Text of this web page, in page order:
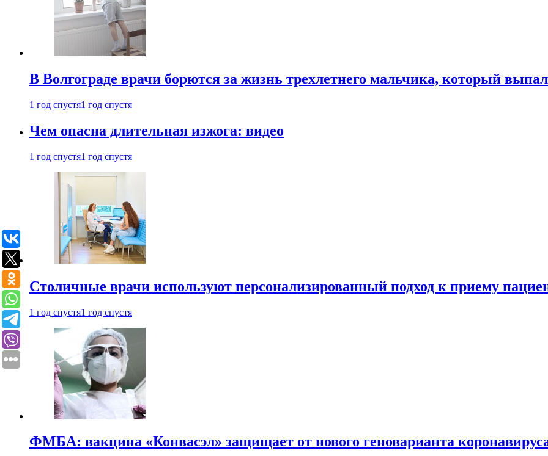
В Волгограде врачи борются за жизнь трехлетнего мальчика, который
1 год спустя1 год спустя
Чем опасна длительная изжога: видео
1 год спустя1 год спустя
Столичные врачи используют персонализированный подход к приему
1 год спустя1 год спустя
ФМБА: вакцина «Конвасэл» защищает от нового геноварианта